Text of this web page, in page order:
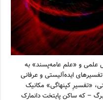
محافل علمی و «علم عامه‌پسند» به
تفسیرهای ایده‌آلیستی و عرفانی
«تفسیرِ کپنهاگی» مکانیک
– که ساکن پایتخت دانمارک